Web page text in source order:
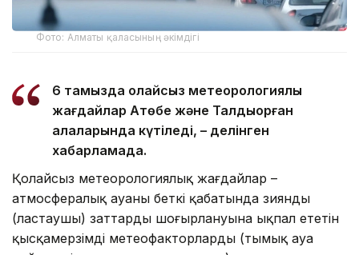
Фото: Алматы қаласының әкімдігі
6 тамызда қолайсыз метеорологиялық
жағдайлар Ақтөбе және Талдықорған
қалаларында күтіледі, – делінген
хабарламада.
Қолайсыз метеорологиялық жағдайлар –
атмосфералық ауаның беткі қабатында зиянды
(ластаушы) заттардың шоғырлануына ықпал ететін
қысқамерзімді метеофакторлардың (тымық ауа